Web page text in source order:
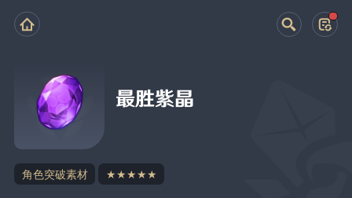
最胜紫晶
角色突破素材 ★★★★★